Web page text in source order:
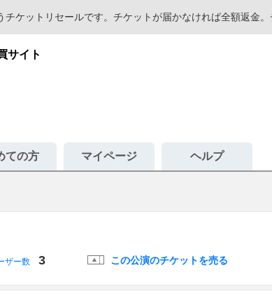
ケットリセールです。チケットが届かなければ全額返金
サイト
ての方 マイページ ヘルプ
ザー数 3 この公演のチケットを売る